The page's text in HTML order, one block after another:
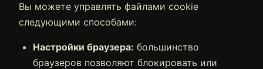
Вы можете управлять файлами cookie
следующими способами:
Настройки браузера: большинство
браузеров позволяют блокировать или